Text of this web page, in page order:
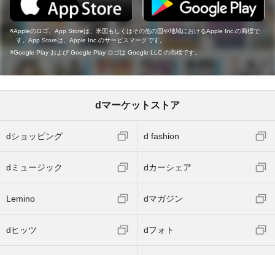
Appleのロゴ、App Storeは、米国もしくはその他の国や地域におけるApple Inc.の商標で
す。App Storeは、Apple Inc.のサービスマークです。
Google Play および Google Play ロゴは Google LLC の商標です。
dマーケットストア
dショッピング d fashion
dミュージック dカーシェア
Lemino dマガジン
dヒッツ dフォト